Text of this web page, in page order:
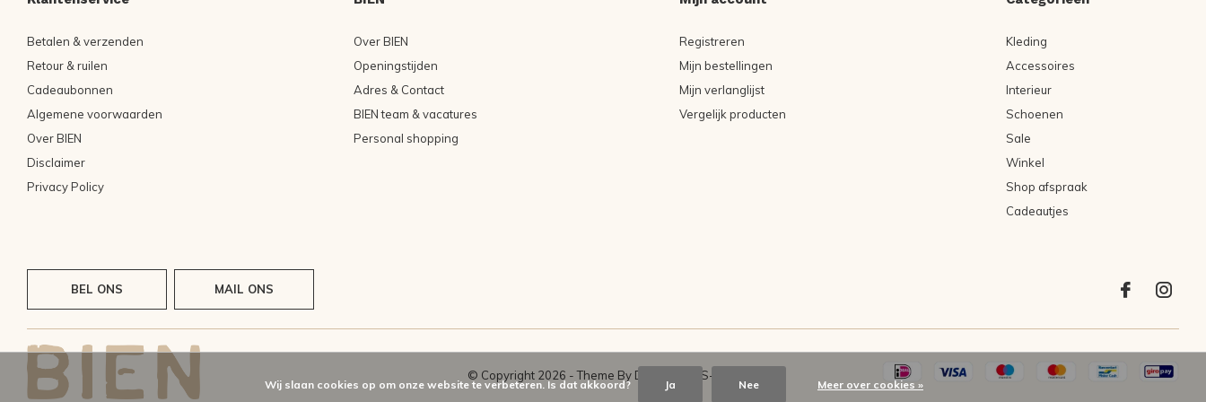
Betalen & verzenden
Retour & ruilen
Cadeaubonnen
Algemene voorwaarden
Over BIEN
Disclaimer
Privacy Policy
Over BIEN
Openingstijden
Adres & Contact
BIEN team & vacatures
Personal shopping
Registreren
Mijn bestellingen
Mijn verlanglijst
Vergelijk producten
Kleding
Accessoires
Interieur
Schoenen
Sale
Winkel
Shop afspraak
Cadeautjes
BEL ONS MAIL ONS
© Copyright 2026 - Theme By DMWS RSS-feed
Wij slaan cookies op om onze website te verbeteren. Is dat akkoord? Ja Nee Meer over cookies »